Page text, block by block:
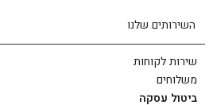
השירותים שלנו
שירות לקוחות
משלוחים
ביטול עסקה